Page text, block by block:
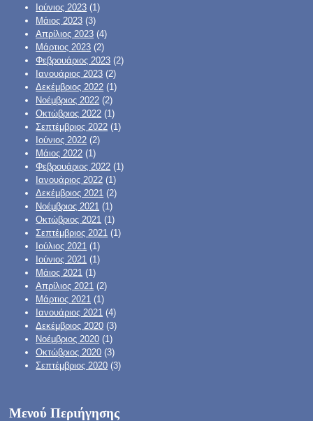
Ιούνιος 2023 (1)
Μάιος 2023 (3)
Απρίλιος 2023 (4)
Μάρτιος 2023 (2)
Φεβρουάριος 2023 (2)
Ιανουάριος 2023 (2)
Δεκέμβριος 2022 (1)
Νοέμβριος 2022 (2)
Οκτώβριος 2022 (1)
Σεπτέμβριος 2022 (1)
Ιούνιος 2022 (2)
Μάιος 2022 (1)
Φεβρουάριος 2022 (1)
Ιανουάριος 2022 (1)
Δεκέμβριος 2021 (2)
Νοέμβριος 2021 (1)
Οκτώβριος 2021 (1)
Σεπτέμβριος 2021 (1)
Ιούλιος 2021 (1)
Ιούνιος 2021 (1)
Μάιος 2021 (1)
Απρίλιος 2021 (2)
Μάρτιος 2021 (1)
Ιανουάριος 2021 (4)
Δεκέμβριος 2020 (3)
Νοέμβριος 2020 (1)
Οκτώβριος 2020 (3)
Σεπτέμβριος 2020 (3)
Μενού Περιήγησης